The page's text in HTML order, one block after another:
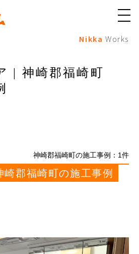
メ
ュ
Nikka Works
| 神崎郡福崎町
神崎郡福崎町の施工事例： 1件
郡福崎町の施工事例